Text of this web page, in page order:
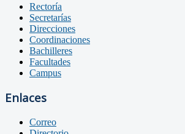
Rectoría
Secretarías
Direcciones
Coordinaciones
Bachilleres
Facultades
Campus
Enlaces
Correo